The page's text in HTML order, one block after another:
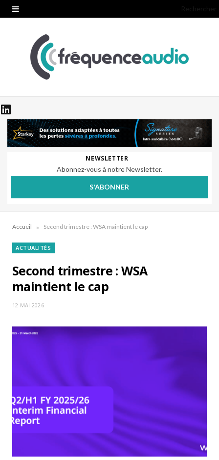
NEWSLETTER
Abonnez-vous à notre Newsletter.
S'ABONNER
Accueil » Second trimestre : WSA maintient le cap
ACTUALITÉS
Second trimestre : WSA
maintient le cap
12 MAI 2026